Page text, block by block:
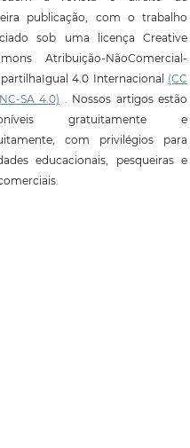
publicação, com o trabalho
sob uma licença Creative
Atribuição-NãoComercial-
4.0 Internacional (CC
SA 4.0) . Nossos artigos estão
gratuitamente e
com privilégios para
educacionais, pesqueiras e